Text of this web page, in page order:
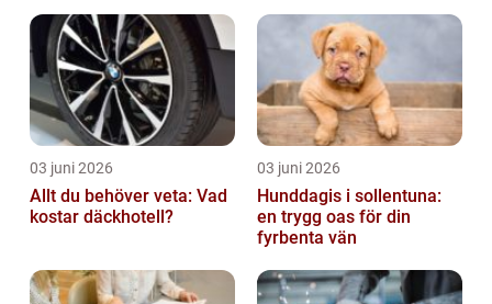
03 juni 2026
Allt du behöver veta: Vad
kostar däckhotell?
03 juni 2026
Hunddagis i sollentuna:
en trygg oas för din
fyrbenta vän